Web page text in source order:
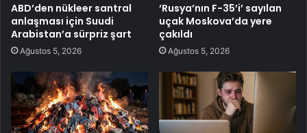
ABD’den nükleer santral
anlaşması için Suudi
Arabistan’a sürpriz şart
Ağustos 5, 2026
‘Rusya’nın F-35’i’ sayılan
uçak Moskova’da yere
çakıldı
Ağustos 5, 2026